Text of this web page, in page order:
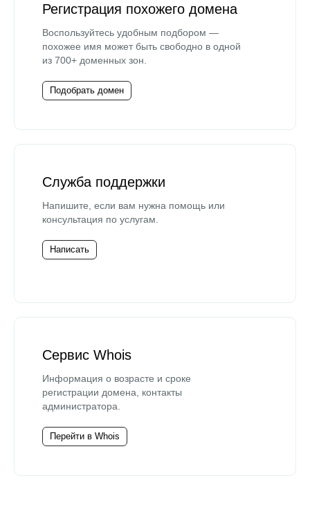
Регистрация похожего домена
Воспользуйтесь удобным подбором —
похожее имя может быть свободно в одной
из 700+ доменных зон.
Подобрать домен
Служба поддержки
Напишите, если вам нужна помощь или
консультация по услугам.
Написать
Сервис Whois
Информация о возрасте и сроке
регистрации домена, контакты
администратора.
Перейти в Whois